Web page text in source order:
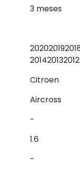
3 meses
20202019
201420132012
Citroen
Aircross
-
1.6
-